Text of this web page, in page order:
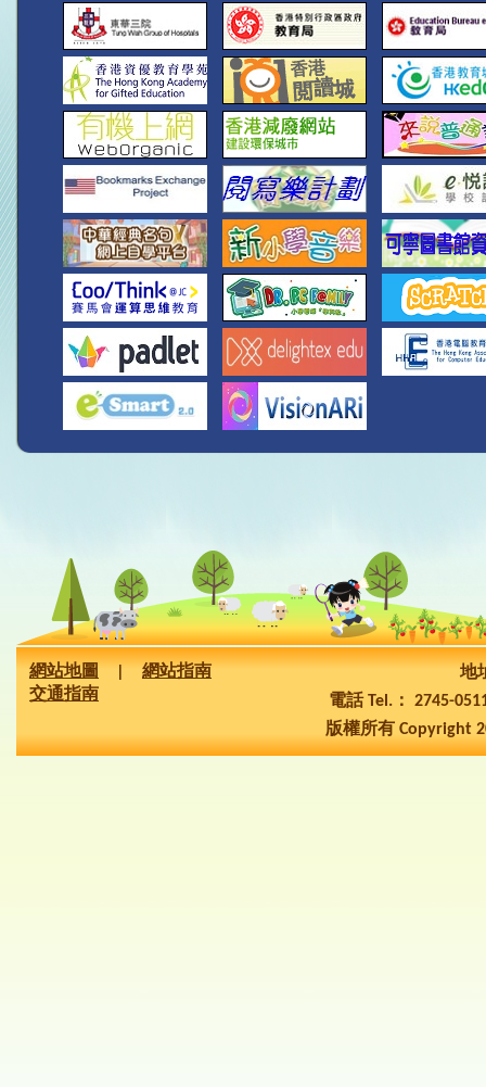
網站地圖
網站指南
交通指南
地
電話 Tel.： 2745-
版權所有 Copyright